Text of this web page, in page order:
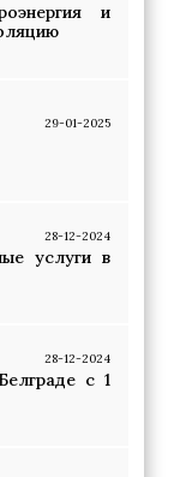
и
29-01-2025
28-12-2024
услуги в
28-12-2024
с 1